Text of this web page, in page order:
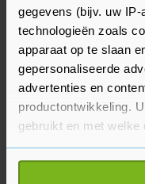
gegevens (bijv. uw
technologieën zoals
apparaat op te slaan
gepersonaliseerde
advertenties en
productontwikkeling.
gebruikt en met welke
Als u het toestaat,